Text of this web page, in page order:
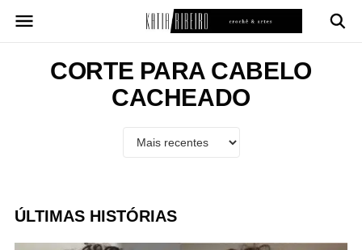
para
conteúdoCORTE PARA CABELO
CACHEADO
ÚLTIMAS HISTÓRIAS